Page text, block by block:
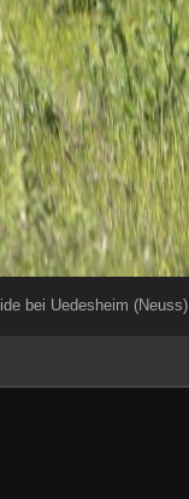
bei Uedesheim (Neuss)